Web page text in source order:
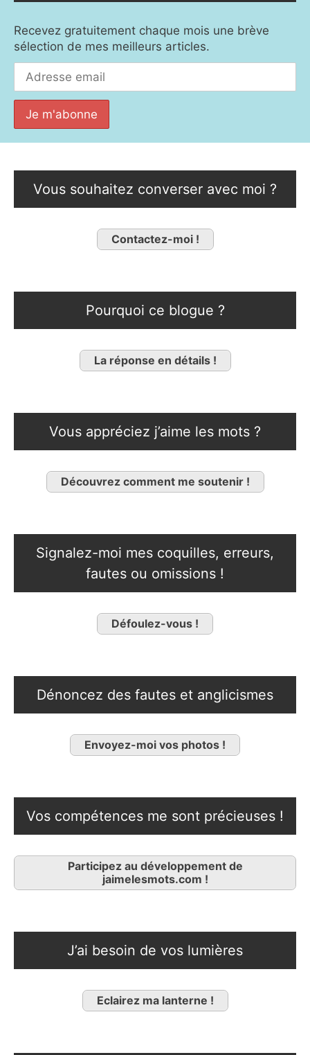
Recevez gratuitement chaque mois une brève
sélection de mes meilleurs articles.
Vous souhaitez converser avec moi ?
Contactez-moi !
Pourquoi ce blogue ?
La réponse en détails !
Vous appréciez j’aime les mots ?
Découvrez comment me soutenir !
Signalez-moi mes coquilles, erreurs,
fautes ou omissions !
Défoulez-vous !
Dénoncez des fautes et anglicismes
Envoyez-moi vos photos !
Vos compétences me sont précieuses !
Participez au développement de
jaimelesmots.com !
J’ai besoin de vos lumières
Eclairez ma lanterne !